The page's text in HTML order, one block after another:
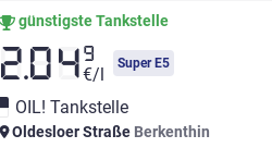
günstigste Tankstelle
2.04 9
€/l
Super E5
OIL! Tankstelle
Oldesloer Straße Berkenthin